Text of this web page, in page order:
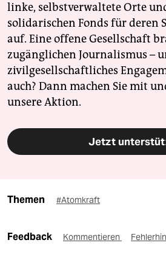
linke, selbstverwaltete Orte
solidarischen Fonds für deren
auf. Eine offene Gesellschaft
zugänglichen Journalismus –
zivilgesellschaftliches
auch? Dann machen Sie mit
unsere Aktion.
Jetzt
Themen #Atomkraft
Feedback Kommentieren